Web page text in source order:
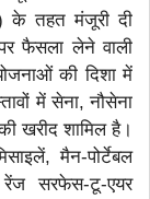
के तहत मंजूरी दी
फैसला लेने वाली
की दिशा में
में सेना, नौसेना
खरीद शामिल है।
मैन-पोर्टेबल
रेंज सरफेस-टू-एयर